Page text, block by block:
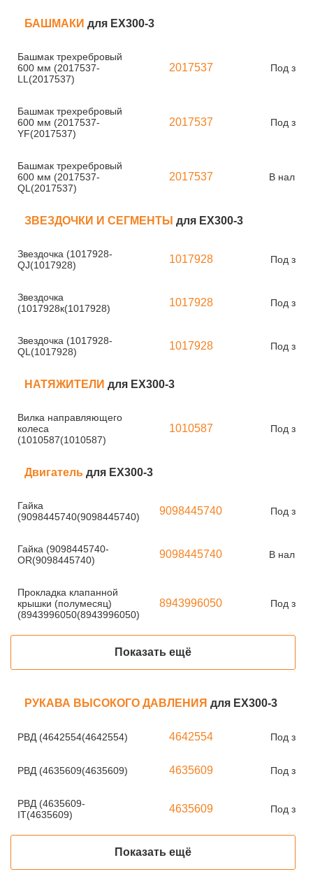
БАШМАКИ для EX300-3
Башмак трехребровый
600 мм (2017537-
LL(2017537)
2017537 Под
Башмак трехребровый
600 мм (2017537-
YF(2017537)
2017537 Под
Башмак трехребровый
600 мм (2017537-
QL(2017537)
2017537 В
ЗВЕЗДОЧКИ И СЕГМЕНТЫ для EX300-3
Звездочка (1017928-
QJ(1017928)
1017928 Под
Звездочка
(1017928к(1017928)
1017928 Под
Звездочка (1017928-
QL(1017928)
1017928 Под
НАТЯЖИТЕЛИ для EX300-3
Вилка направляющего
колеса
(1010587(1010587)
1010587 Под
Двигатель для EX300-3
Гайка
(9098445740(9098445740)
9098445740 Под
Гайка (9098445740-
OR(9098445740)
9098445740 В
Прокладка клапанной
крышки (полумесяц)
(8943996050(8943996050)
8943996050 Под
Показать ещё
РУКАВА ВЫСОКОГО ДАВЛЕНИЯ для EX300-3
РВД (4642554(4642554) 4642554 Под
РВД (4635609(4635609) 4635609 Под
РВД (4635609-
IT(4635609)
4635609 Под
Показать ещё